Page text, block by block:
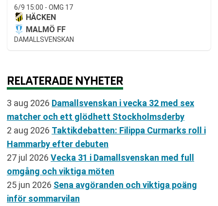
6/9 15:00 - OMG 17
HÄCKEN
MALMÖ FF
DAMALLSVENSKAN
RELATERADE NYHETER
3 aug 2026 Damallsvenskan i vecka 32 med sex
matcher och ett glödhett Stockholmsderby
2 aug 2026 Taktikdebatten: Filippa Curmarks roll i
Hammarby efter debuten
27 jul 2026 Vecka 31 i Damallsvenskan med full
omgång och viktiga möten
25 jun 2026 Sena avgöranden och viktiga poäng
inför sommarvilan